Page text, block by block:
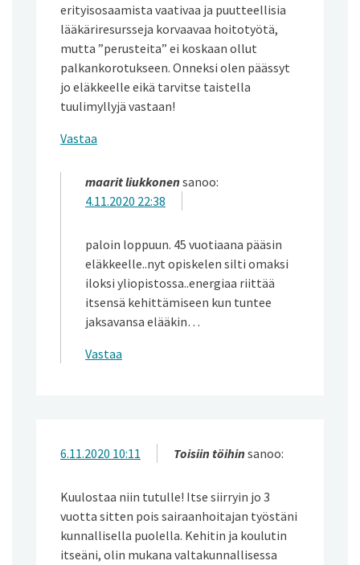
erityisosaamista vaativaa ja puutteellisia
lääkäriresursseja korvaavaa hoitotyötä,
mutta ”perusteita” ei koskaan ollut
palkankorotukseen. Onneksi olen päässyt
jo eläkkeelle eikä tarvitse taistella
tuulimyllyjä vastaan!
Vastaa
maarit liukkonen sanoo:
4.11.2020 22:38
paloin loppuun. 45 vuotiaana pääsin
eläkkeelle..nyt opiskelen silti omaksi
iloksi yliopistossa..energiaa riittää
itsensä kehittämiseen kun tuntee
jaksavansa elääkin…
Vastaa
Toisiin töihin sanoo:
6.11.2020 10:11
Kuulostaa niin tutulle! Itse siirryin jo 3
vuotta sitten pois sairaanhoitajan työstäni
kunnallisella puolella. Kehitin ja koulutin
itseäni, olin mukana valtakunnallisessa